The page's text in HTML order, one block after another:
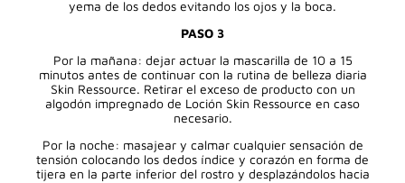
yema de los dedos evitando los ojos y la boca.
PASO 3
Por la mañana: dejar actuar la mascarilla de 10 a 15
minutos antes de continuar con la rutina de belleza diaria
Skin Ressource. Retirar el exceso de producto con un
algodón impregnado de Loción Skin Ressource en caso
necesario.
Por la noche: masajear y calmar cualquier sensación de
tensión colocando los dedos índice y corazón en forma de
tijera en la parte inferior del rostro y desplazándolos hacia